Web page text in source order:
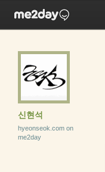
신현석
hyeonseok.com on
me2day